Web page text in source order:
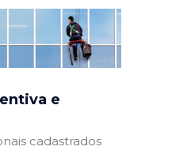
e
cadastrados